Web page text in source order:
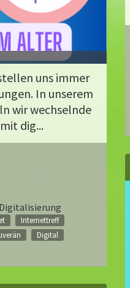
uns immer
In unserem
wir wechselnde
dig...
Internettreff
Digital